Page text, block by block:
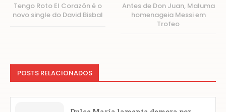
Tengo Roto El Corazón é o
novo single do David Bisbal
Antes de Don Juan, Maluma
homenageia Messi em
Trofeo
POSTS RELACIONADOS